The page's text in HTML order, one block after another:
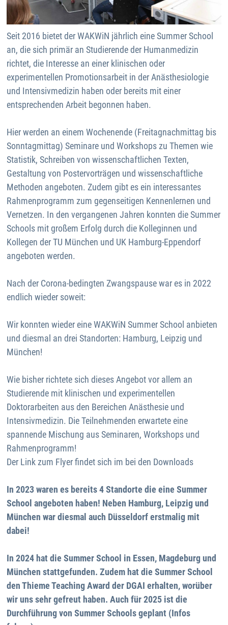
Seit 2016 bietet der WAKWiN jährlich eine Summer School
an, die sich primär an Studierende der Humanmedizin
richtet, die Interesse an einer klinischen oder
experimentellen Promotionsarbeit in der Anästhesiologie
und Intensivmedizin haben oder bereits mit einer
entsprechenden Arbeit begonnen haben.
Hier werden an einem Wochenende (Freitagnachmittag bis
Sonntagmittag) Seminare und Workshops zu Themen wie
Statistik, Schreiben von wissenschaftlichen Texten,
Gestaltung von Postervorträgen und wissenschaftliche
Methoden angeboten. Zudem gibt es ein interessantes
Rahmenprogramm zum gegenseitigen Kennenlernen und
Vernetzen. In den vergangenen Jahren konnten die Summer
Schools mit großem Erfolg durch die Kolleginnen und
Kollegen der TU München und UK Hamburg-Eppendorf
angeboten werden.
Nach der Corona-bedingten Zwangspause war es in 2022
endlich wieder soweit:
Wir konnten wieder eine WAKWiN Summer School anbieten
und diesmal an drei Standorten: Hamburg, Leipzig und
München!
Wie bisher richtete sich dieses Angebot vor allem an
Studierende mit klinischen und experimentellen
Doktorarbeiten aus den Bereichen Anästhesie und
Intensivmedizin. Die Teilnehmenden erwartete eine
spannende Mischung aus Seminaren, Workshops und
Rahmenprogramm!
Der Link zum Flyer findet sich im bei den Downloads
In 2023 waren es bereits 4 Standorte die eine Summer
School angeboten haben! Neben Hamburg, Leipzig und
München war diesmal auch Düsseldorf erstmalig mit
dabei!
In 2024 hat die Summer School in Essen, Magdeburg und
München stattgefunden. Zudem hat die Summer School
den Thieme Teaching Award der DGAI erhalten, worüber
wir uns sehr gefreut haben. Auch für 2025 ist die
Durchführung von Summer Schools geplant (Infos